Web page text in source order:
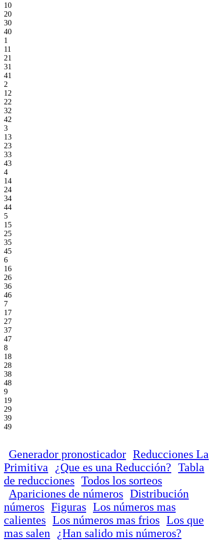
10
20
30
40
1
11
21
31
41
2
12
22
32
42
3
13
23
33
43
4
14
24
34
44
5
15
25
35
45
6
16
26
36
46
7
17
27
37
47
8
18
28
38
48
9
19
29
39
49
Generador pronosticador Reducciones La
Primitiva
¿Que es una Reducción? Tabla
de reducciones Todos los sorteos
Apariciones de números Distribución
números Figuras Los números mas
calientes Los números mas frios Los que
mas salen
¿Han salido mis números?